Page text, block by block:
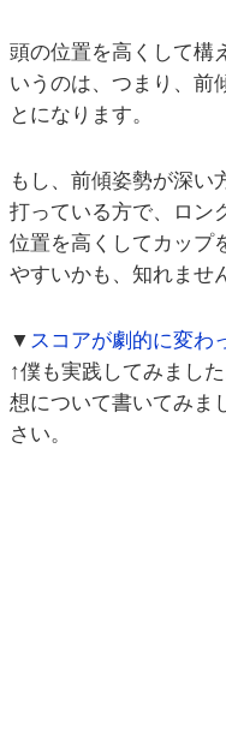
頭の位置を高くして構
いうのは、つまり、前
とになります。
もし、前傾姿勢が深い
打っている方で、ロン
位置を高くしてカップ
やすいかも、知れませ
▼ スコアが劇的に変わ
↑僕も実践してみまし
想について書いてみま
さい。